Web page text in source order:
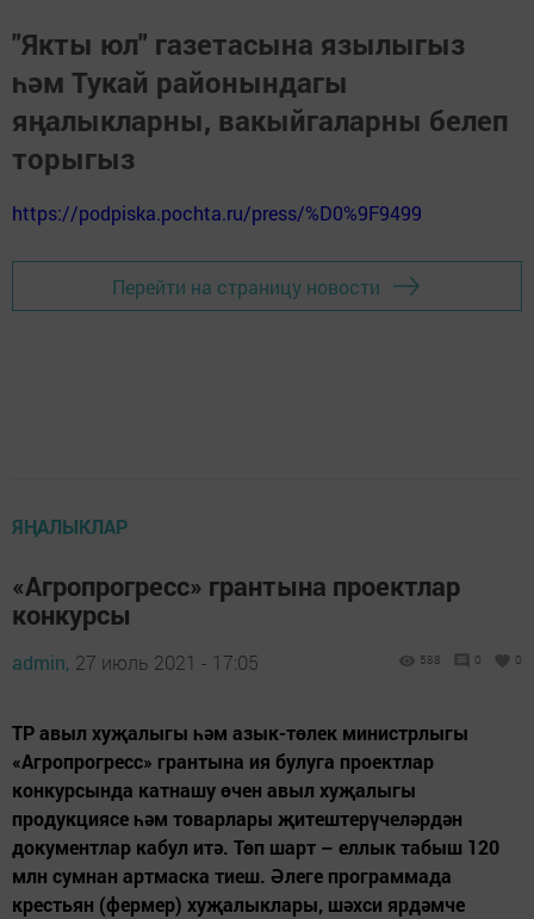
"Якты юл" газетасына язылыгыз
һәм Тукай районындагы
яңалыкларны, вакыйгаларны белеп
торыгыз
https://podpiska.pochta.ru/press/%D0%9F9499
Перейти на страницу новости
ЯҢАЛЫКЛАР
«Агропрогресс» грантына проектлар
конкурсы
admin, 27 июль 2021 - 17:05 588 0 0
ТР авыл хуҗалыгы һәм азык-төлек министрлыгы
«Агропрогресс» грантына ия булуга проектлар
конкурсында катнашу өчен авыл хуҗалыгы
продукциясе һәм товарлары җитештерүчеләрдән
документлар кабул итә. Төп шарт – еллык табыш 120
млн сумнан артмаска тиеш. Әлеге программада
крестьян (фермер) хуҗалыклары, шәхси ярдәмче